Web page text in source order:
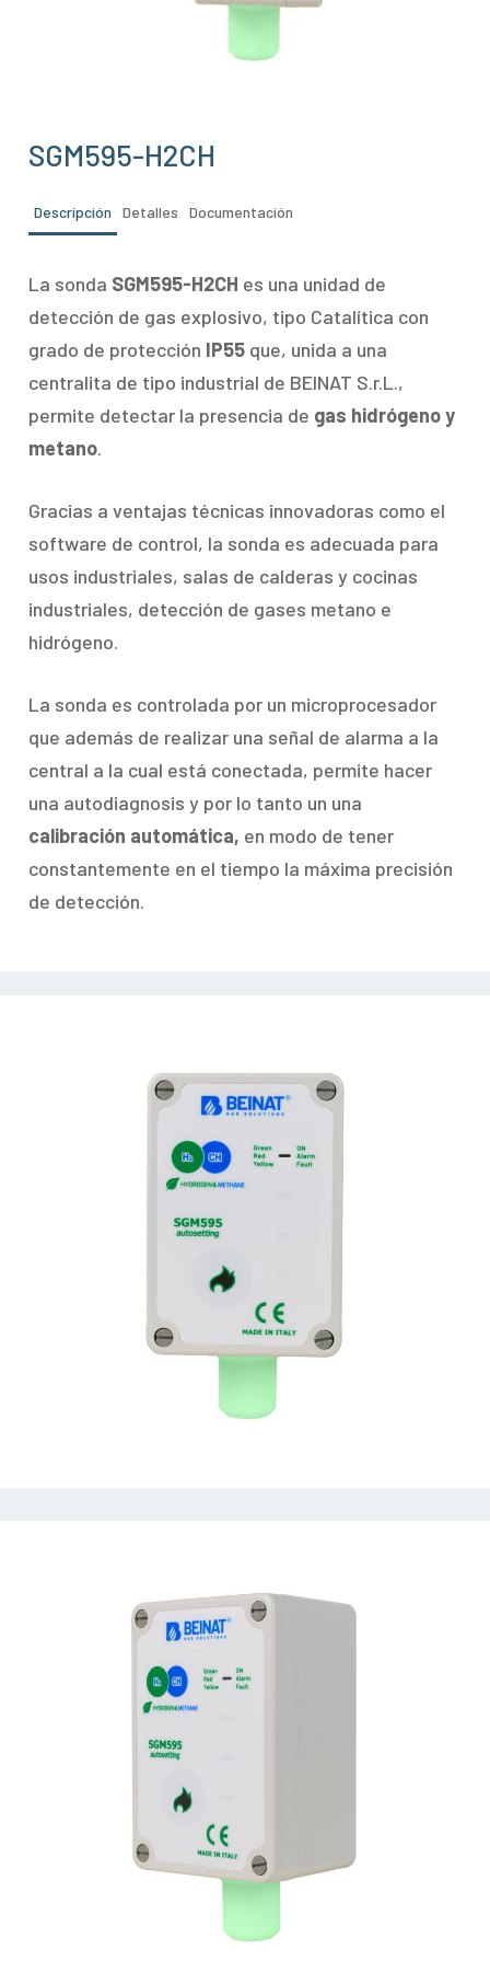
SGM595-H2CH
Descripción Detalles Documentación
La sonda SGM595-H2CH es una unidad de
detección de gas explosivo, tipo Catalítica con
grado de protección IP55 que, unida a una
centralita de tipo industrial de BEINAT S.r.L.,
permite detectar la presencia de gas hidrógeno y
metano.
Gracias a ventajas técnicas innovadoras como el
software de control, la sonda es adecuada para
usos industriales, salas de calderas y cocinas
industriales, detección de gases metano e
hidrógeno.
La sonda es controlada por un microprocesador
que además de realizar una señal de alarma a la
central a la cual está conectada, permite hacer
una autodiagnosis y por lo tanto un una
calibración automática, en modo de tener
constantemente en el tiempo la máxima precisión
de detección.